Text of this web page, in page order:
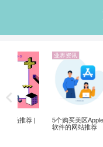
2026年稳定高速4K机场推荐